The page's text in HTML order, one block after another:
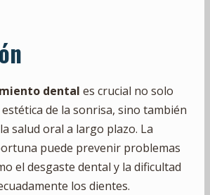
dental es crucial no solo
de la sonrisa, sino también
salud oral a largo plazo. La
puede prevenir problemas
el desgaste dental y la dificultad
los dientes.